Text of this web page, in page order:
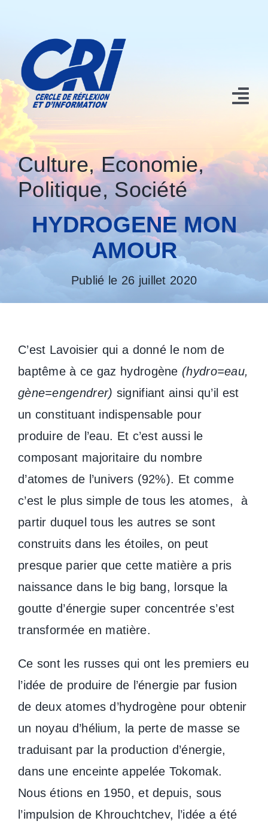
contenu
Nos contributions
Conférences et Manifestations
Culture,Economie,
Politique, Société
HYDROGENE MON
AMOUR
Publié le 26 juillet 2020
C’est Lavoisier qui a donné le nom de
baptême à ce gaz hydrogène (hydro=eau,
gène=engendrer) signifiant ainsi qu’il est
un constituant indispensable pour
produire de l’eau. Et c’est aussi le
composant majoritaire du nombre
d’atomes de l’univers (92%). Et comme
c’est le plus simple de tous les atomes, à
partir duquel tous les autres se sont
construits dans les étoiles, on peut
presque parier que cette matière a pris
naissance dans le big bang, lorsque la
goutte d’énergie super concentrée s’est
transformée en matière.
Ce sont les russes qui ont les premiers eu
l’idée de produire de l’énergie par fusion
de deux atomes d’hydrogène pour obtenir
un noyau d’hélium, la perte de masse se
traduisant par la production d’énergie,
dans une enceinte appelée Tokomak.
Nous étions en 1950, et depuis, sous
l’impulsion de Khrouchtchev, l’idée a été